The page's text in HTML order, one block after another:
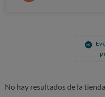
No hay resultados de la tienda